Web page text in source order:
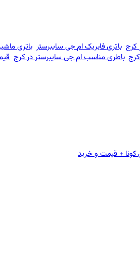
کرج باتری فابریک ام جی سایبرستر باتری
باطری مناسب ام جی سایبرستر در کرج
+ قیمت و خرید